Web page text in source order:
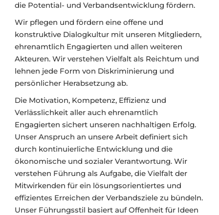
die Potential- und Verbandsentwicklung fördern.
Wir pflegen und fördern eine offene und
konstruktive Dialogkultur mit unseren Mitgliedern,
ehrenamtlich Engagierten und allen weiteren
Akteuren. Wir verstehen Vielfalt als Reichtum und
lehnen jede Form von Diskriminierung und
persönlicher Herabsetzung ab.
Die Motivation, Kompetenz, Effizienz und
Verlässlichkeit aller auch ehrenamtlich
Engagierten sichert unseren nachhaltigen Erfolg.
Unser Anspruch an unsere Arbeit definiert sich
durch kontinuierliche Entwicklung und die
ökonomische und sozialer Verantwortung. Wir
verstehen Führung als Aufgabe, die Vielfalt der
Mitwirkenden für ein lösungsorientiertes und
effizientes Erreichen der Verbandsziele zu bündeln.
Unser Führungsstil basiert auf Offenheit für Ideen